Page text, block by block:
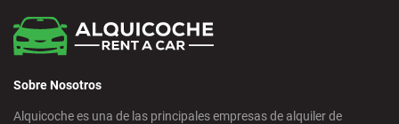
Calpe - Ciudad
Castelldefels - Ciudad
Sobre Nosotros
Alquicoche es una de las principales empresas de alquiler de